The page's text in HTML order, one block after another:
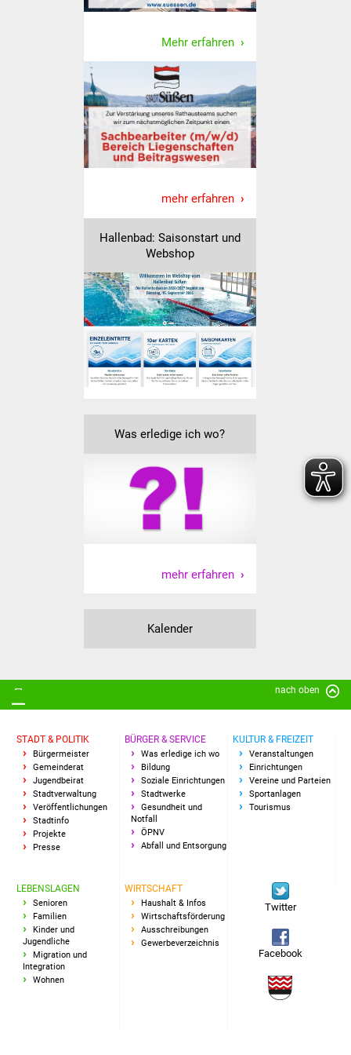
Volkshochschule
Soziale Einrichtungen
Lokale Agenda
Jugendhaus
Fachteam Jugend
Familienzentrum
Stadtwerke
Suenergie
NETZMonitor
Ärzte und Apotheken
Pflege von Angehörigen
Hitzewarnung / UV-
Abfall und Entsorgung
Veranstaltungen
Stadtfest
Ostermarkt
Stadtarchiv
Mehr erfahren
mehr erfahren
Hallenbad: Saisonstart und
Webshop
Was erledige ich wo?
mehr erfahren
Kalender
nach oben
STADT & POLITIK
Bürgermeister
Gemeinderat
Jugendbeirat
Stadtverwaltung
Veröffentlichungen
Stadtinfo
Projekte
Presse
BÜRGER & SERVICE
Was erledige ich wo
Bildung
Soziale Einrichtungen
Stadtwerke
Gesundheit und
Notfall
ÖPNV
Abfall und Entsorgung
KULTUR & FREIZEIT
Veranstaltungen
Einrichtungen
Vereine und Parteien
Sportanlagen
Tourismus
LEBENSLAGEN
Senioren
Familien
Kinder und
Jugendliche
Migration und
Integration
Wohnen
WIRTSCHAFT
Haushalt & Infos
Wirtschaftsförderung
Ausschreibungen
Gewerbeverzeichnis
Twitter
Facebook